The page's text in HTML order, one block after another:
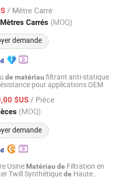
/ Mètre Carré
Carrés (MOQ)
demande
Depuis 2026
de matériau filtrant anti-statique
pour applications OEM
$US / Pièce
(MOQ)
demande
Co., Ltd.
2017
Usine Matériau de Filtration en
Twill Synthétiquede Haute